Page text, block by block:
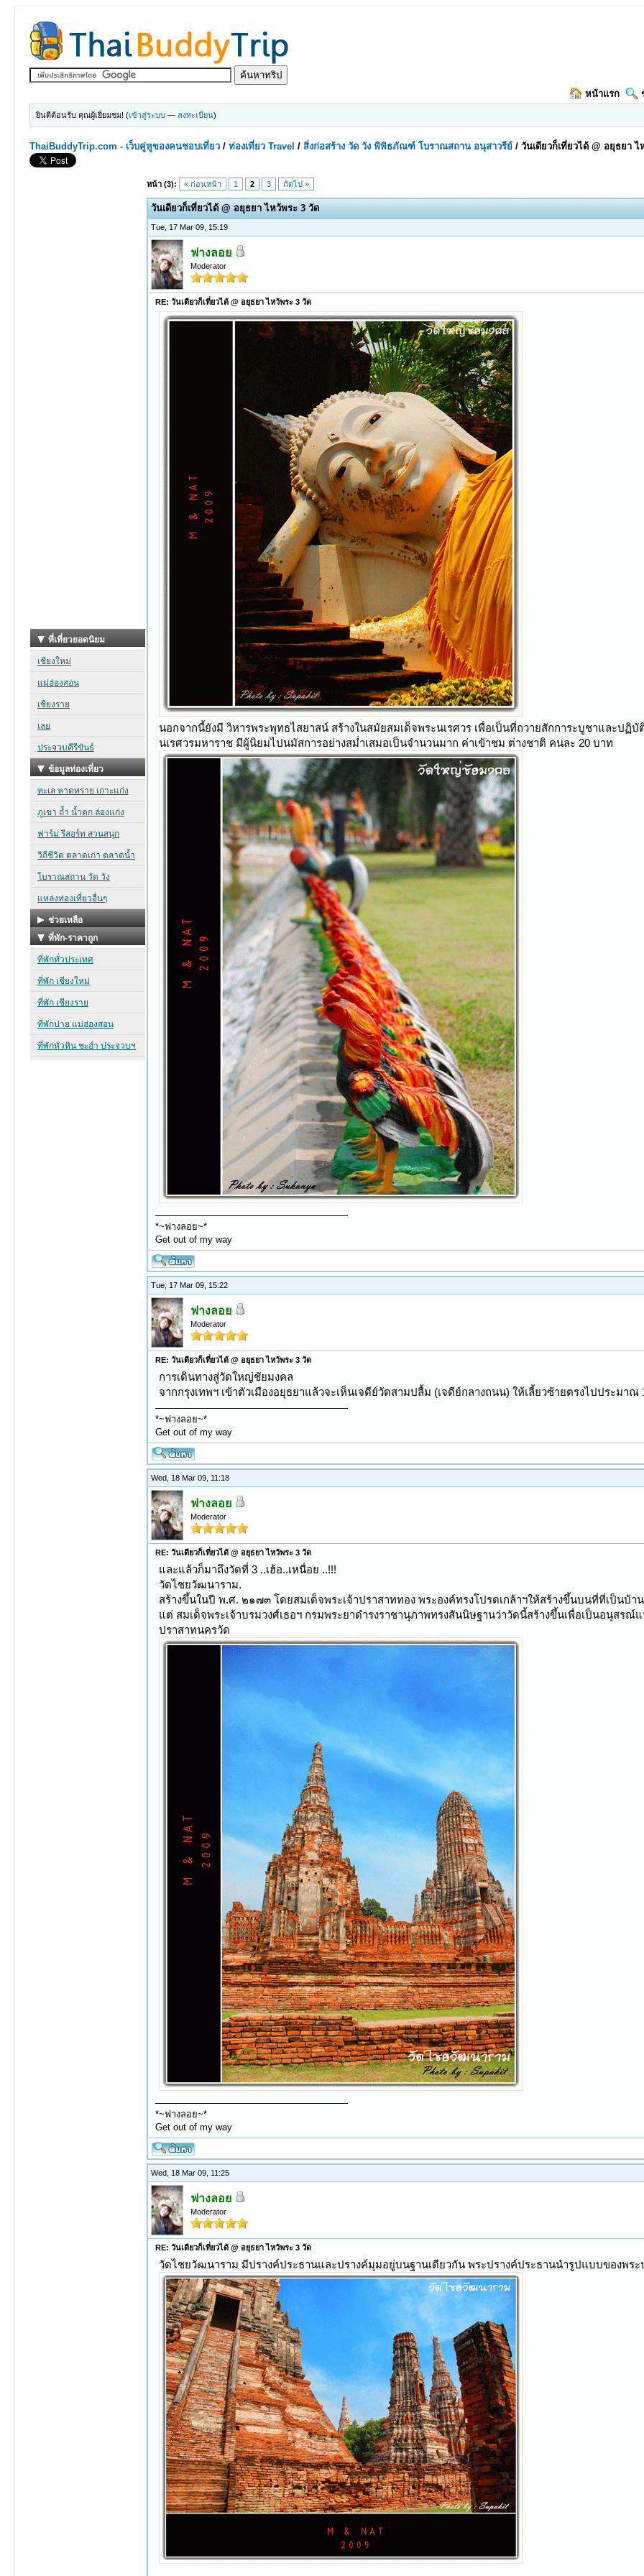
หน้าแรก
ยินดีต้อนรับ คุณผู้เยี่ยมชม! (เข้าสู่ระบบ — ลงทะเบียน)
ThaiBuddyTrip.com - เว็บคู่หูของคนชอบเที่ยว /ท่องเที่ยว Travel /สิ่งก่อสร้าง วัด วัง พิพิธภัณฑ์ โบราณสถาน อนุสาวรีย์ /วันเดียวก็เที่ยวได้ @ อยุธยา ไ
หน้า (3): « ก่อนหน้า 1 2 3 ถัดไป »
วันเดียวก็เที่ยวได้ @ อยุธยา ไหว้พระ 3 วัด
Tue, 17 Mar 09, 15:19
ฟางลอย
Moderator
RE: วันเดียวก็เที่ยวได้ @ อยุธยา ไหว้พระ 3 วัด
นอกจากนี้ยังมี วิหารพระพุทธไสยาสน์ สร้างในสมัยสมเด็จพระนเรศวร เพื่อเป็นที่ถวายสักการะบูชาและปฏิ
นเรศวรมหาราช มีผู้นิยมไปนมัสการอย่างสม่ำเสมอเป็นจำนวนมาก ค่าเข้าชม ต่างชาติ คนละ 20 บาท
*~ฟางลอย~*
Get out of my way
Tue, 17 Mar 09, 15:22
ฟางลอย
Moderator
RE: วันเดียวก็เที่ยวได้ @ อยุธยา ไหว้พระ 3 วัด
การเดินทางสู่วัดใหญ่ชัยมงคล
จากกรุงเทพฯ เข้าตัวเมืองอยุธยาแล้วจะเห็นเจดีย์วัดสามปลื้ม (เจดีย์กลางถนน) ให้เลี้ยวซ้ายตรงไปประม
*~ฟางลอย~*
Get out of my way
Wed, 18 Mar 09, 11:18
ฟางลอย
Moderator
RE: วันเดียวก็เที่ยวได้ @ อยุธยา ไหว้พระ 3 วัด
และแล้วก็มาถึงวัดที่ 3 ..เฮ้อ..เหนื่อย ..!!!
วัดไชยวัฒนาราม.
สร้างขึ้นในปี พ.ศ. ๒๑๗๓ โดยสมเด็จพระเจ้าปราสาททอง พระองค์ทรงโปรดเกล้าฯให้สร้างขึ้นบนที่ที่เป็นบ้
แต่ สมเด็จพระเจ้าบรมวงศ์เธอฯ กรมพระยาดำรงราชานุภาพทรงสันนิษฐานว่าวัดนี้สร้างขึ้นเพื่อเป็นอนุสร
ปราสาทนครวัด
*~ฟางลอย~*
Get out of my way
Wed, 18 Mar 09, 11:25
ฟางลอย
Moderator
RE: วันเดียวก็เที่ยวได้ @ อยุธยา ไหว้พระ 3 วัด
วัดไชยวัฒนาราม มีปรางค์ประธานและปรางค์มุมอยู่บนฐานเดียวกัน พระปรางค์ประธานนำรูปแบบของพร